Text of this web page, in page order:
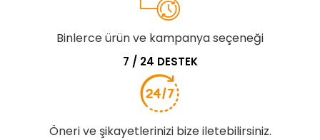
Binlerce ürün ve kampanya seçeneği
7 / 24 DESTEK
Öneri ve şikayetlerinizi bize iletebilirsiniz.